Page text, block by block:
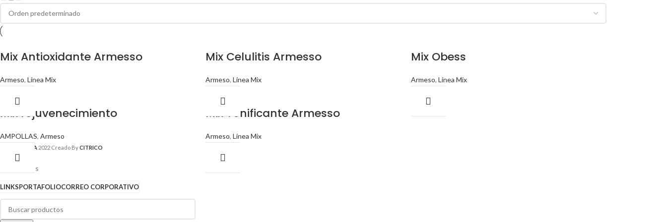
LINKSPORTAFOLIOCORREO CORPORATIVO
Mix Antioxidante Armesso
Armeso, Línea Mix
Mix Celulitis Armesso
Armeso, Línea Mix
Mix Obess
Armeso, Línea Mix
Mix rejuvenecimiento
AMPOLLAS, Armeso
Mix Tonificante Armesso
Armeso, Línea Mix
BARI PHARMA 2022 Creado ByCITRICO